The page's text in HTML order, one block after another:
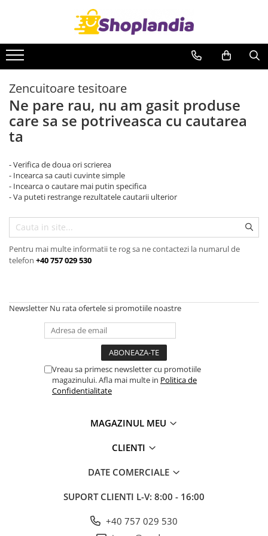
Atelier & Bricolaj
Unelte si scule
Carote
Filiere
Role abrazive
Cutite si placute amovibile
Decapant
Intretinere si reparatii
Auto-Moto
Intretinere caroserie
Solutii antirugina
Aparatura si echipamente
Curatare aer conditionat
Curatare instalatii si centrale
termice
Intretinere uz alimentar
Solutii aparate de cafea
Solutii tehnice
Industriale
Vaseline si lubrifianti
Baie & Bucatarie
Solutii desfundat tevi
Solutii suprafete
Solutii WC
Casa si exterior
Intretinere suprafete
Solutii curatat podele
Industriale
Detergenti
Sapunuri
Zencuitoare tesitoare
Ne pare rau, nu am gasit produse
care sa se potriveasca cu cautarea
ta
- Verifica de doua ori scrierea
- Incearca sa cauti cuvinte simple
- Incearca o cautare mai putin specifica
- Va puteti restrange rezultatele cautarii ulterior
Pentru mai multe informatii te rog sa ne contactezi la numarul de
telefon +40 757 029 530
Newsletter Nu rata ofertele si promotiile noastre
Vreau sa primesc newsletter cu promotiile
magazinului. Afla mai multe in Politica de
Confidentialitate
MAGAZINUL MEU
CLIENTI
DATE COMERCIALE
SUPORT CLIENTI L-V: 8:00 - 16:00
+40 757 029 530